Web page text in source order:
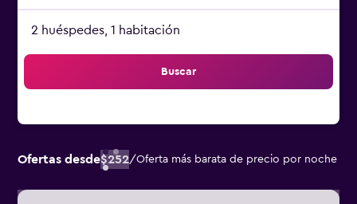
2 huéspedes, 1 habitación
Buscar
Ofertas desde$252/Oferta más barata de precio por noche